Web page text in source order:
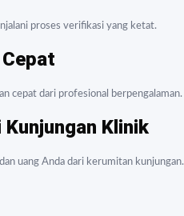
proses verifikasi yang ketat.
cepat dari profesional berpengalaman.
Kunjungan Klinik
uang Anda dari kerumitan kunjungan.